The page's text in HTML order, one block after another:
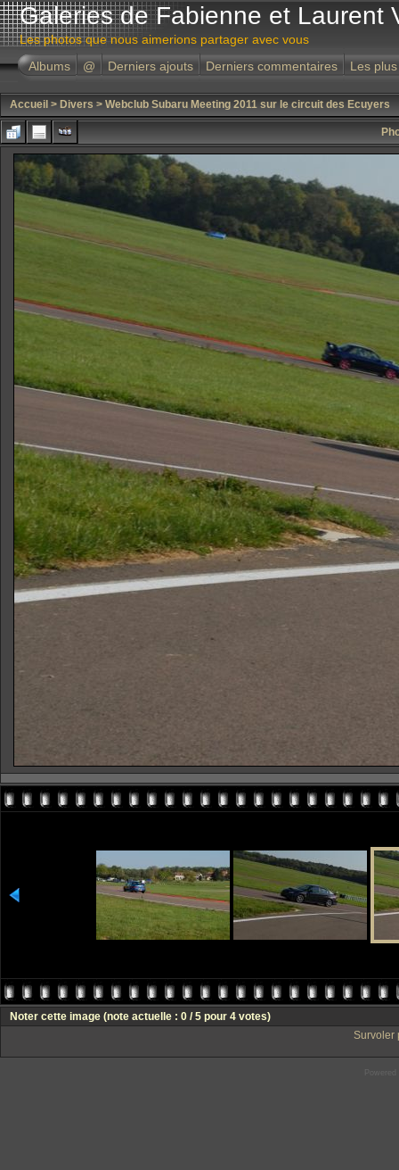
Galeries de Fabienne et Laurent
Les photos que nous aimerions partager avec vous
Albums
@ Derniers ajouts Derniers commentaires Les
Accueil > Divers > Webclub Subaru Meeting 2011 sur le circuit des Ecuyers
Noter cette image (note actuelle : 0 / 5 pour 4 votes)
Survoler